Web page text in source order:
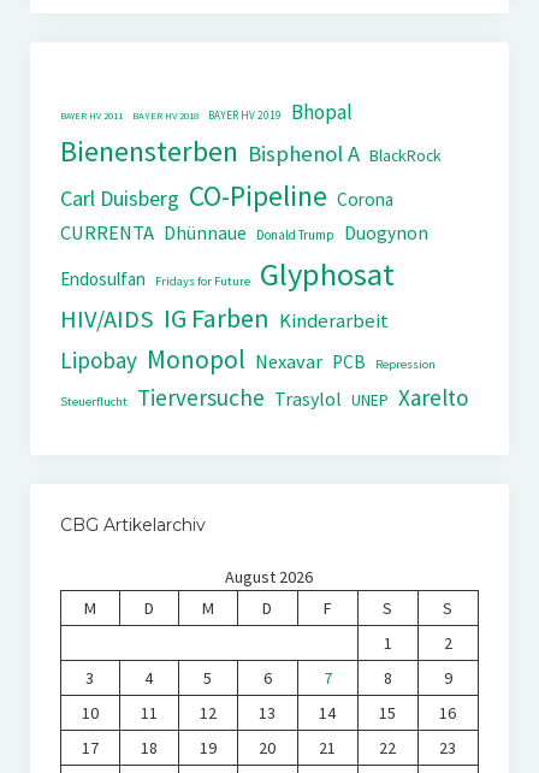
BAYER HV 2011 BAYER HV 2018 BAYER HV 2019 Bhopal
Bienensterben Bisphenol A BlackRock
Carl Duisberg CO-Pipeline Corona
CURRENTA Dhünnaue Donald Trump
Duogynon
Endosulfan
Fridays for Future Glyphosat
HIV/AIDS IG Farben Kinderarbeit
Lipobay Monopol Nexavar PCB Repression
Steuerflucht Tierversuche Trasylol UNEP Xarelto
CBG Artikelarchiv
August 2026
M
D M D F S
S
1
2
3
4 5 6 7 8
9
10
11 12 13 14 15
16
17
18 19 20 21 22
23